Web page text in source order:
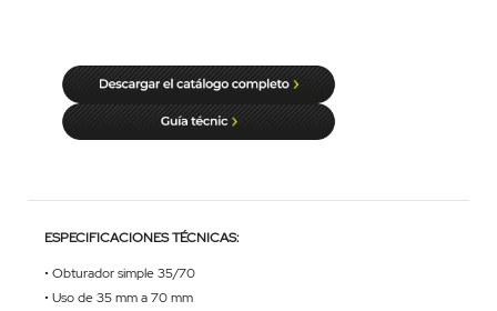
ESPECIFICACIONES TÉCNICAS:
• Obturador simple 35/70
• Uso de 35 mm a 70 mm